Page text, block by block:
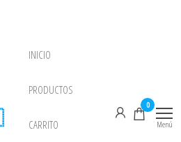
INICIO
PRODUCTOS
CARRITO
0
Menú